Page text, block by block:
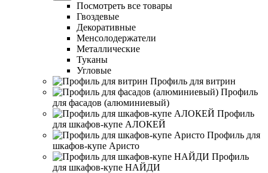
Посмотреть все товары
Гвоздевые
Декоративные
Менсолодержатели
Металлические
Туканы
Угловые
Профиль для витрин
Профиль
для фасадов (алюминиевый)
Профиль
для шкафов-купе АЛОКЕЙ
Профиль для
шкафов-купе Аристо
Профиль
для шкафов-купе НАЙДИ